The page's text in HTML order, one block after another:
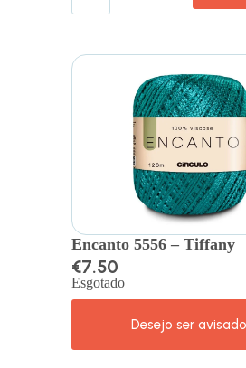
Encanto 5556 – Tiffany
€7.50
Esgotado